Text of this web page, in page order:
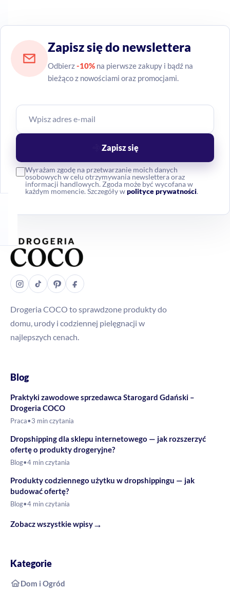
Zapisz się do newslettera
Odbierz-10% na pierwsze zakupy i bądź na
bieżąco z nowościami oraz promocjami.
Wyrażam zgodę na przetwarzanie moich danych
osobowych w celu otrzymywania newslettera oraz
informacji handlowych. Zgoda może być wycofana w
każdym momencie. Szczegóły wpolityce prywatności.
Zapisz się
Drogeria COCO to sprawdzone produkty do
domu, urody i codziennej pielęgnacji w
najlepszych cenach.
Blog
Praktyki zawodowe sprzedawca Starogard Gdański –
Drogeria COCO
Praca•3 min czytania
Dropshipping dla sklepu internetowego — jak rozszerzyć
ofertę o produkty drogeryjne?
Blog•4 min czytania
Produkty codziennego użytku w dropshippingu — jak
budować ofertę?
Blog•4 min czytania
Zobacz wszystkie wpisy→
Kategorie
Dom i Ogród